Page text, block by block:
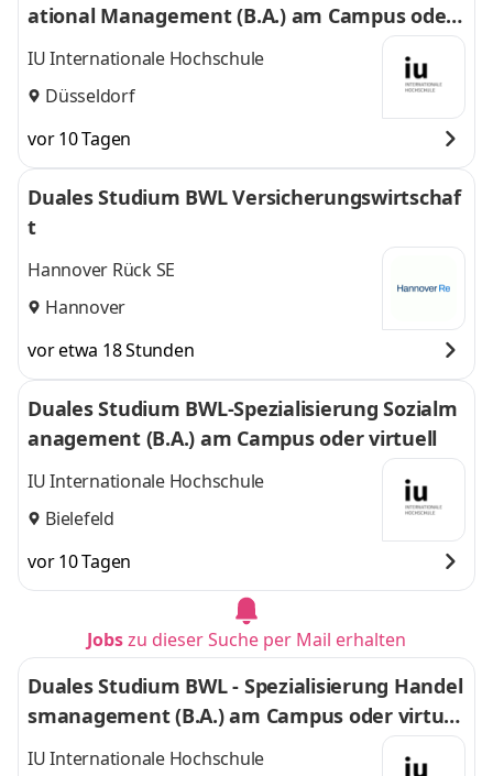
ational Management (B.A.) am Campus oder
virtuell
IU Internationale Hochschule
Düsseldorf
vor 10 Tagen
Duales Studium BWL Versicherungswirtschaf
t
Hannover Rück SE
Hannover
vor etwa 18 Stunden
Duales Studium BWL-Spezialisierung Sozialm
anagement (B.A.) am Campus oder virtuell
IU Internationale Hochschule
Bielefeld
vor 10 Tagen
Jobszu dieser Suche per Mail erhalten
Duales Studium BWL - Spezialisierung Handel
smanagement (B.A.) am Campus oder virtuel
l
IU Internationale Hochschule